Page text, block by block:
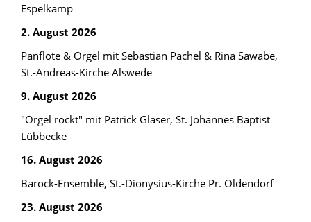
Espelkamp
2. August 2026
Panflöte & Orgel mit Sebastian Pachel & Rina Sawabe,
St.-Andreas-Kirche Alswede
9. August 2026
"Orgel rockt" mit Patrick Gläser, St. Johannes Baptist
Lübbecke
16. August 2026
Barock-Ensemble, St.-Dionysius-Kirche Pr. Oldendorf
23. August 2026